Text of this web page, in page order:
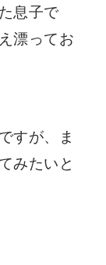
息子で
漂ってお
すが、ま
みたいと